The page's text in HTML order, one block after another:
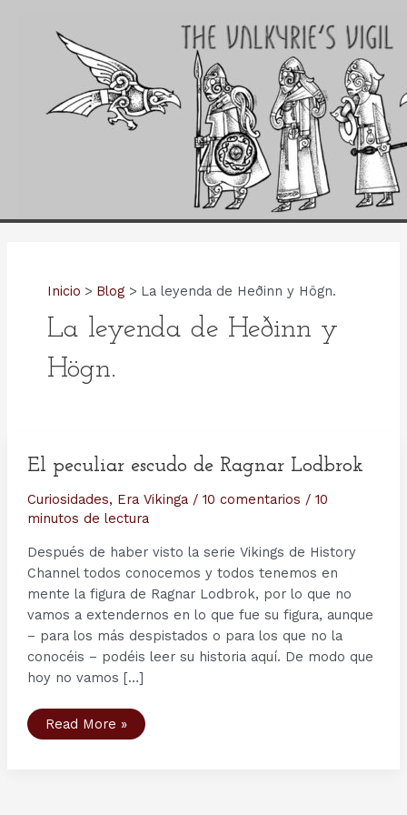
Inicio Blog La leyenda de Heðinn y Högn.
La leyenda de Heðinn y
Högn.
El peculiar escudo de Ragnar Lodbrok
Curiosidades, Era Vikinga/ 10 comentarios / 10
minutos de lectura
Después de haber visto la serie Vikings de History
Channel todos conocemos y todos tenemos en
mente la figura de Ragnar Lodbrok, por lo que no
vamos a extendernos en lo que fue su figura, aunque
– para los más despistados o para los que no la
conocéis – podéis leer su historia aquí. De modo que
hoy no vamos […]
El
peculiar
Read More »